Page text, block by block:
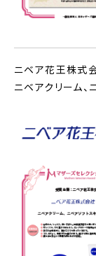
ニベア花王株式会
ニベアクリーム、